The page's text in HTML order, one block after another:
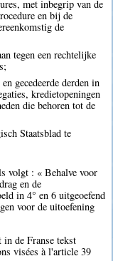
met inbegrip van de
en bij de
de
tegen een rechtelijke
gecedeerde derden in
kredietopeningen
die behoren tot de
Staatsblad te
volgt : « Behalve voor
en de
in 4° en 6 uitgeoefend
voor de uitoefening
de Franse tekst
visées à l'article 39